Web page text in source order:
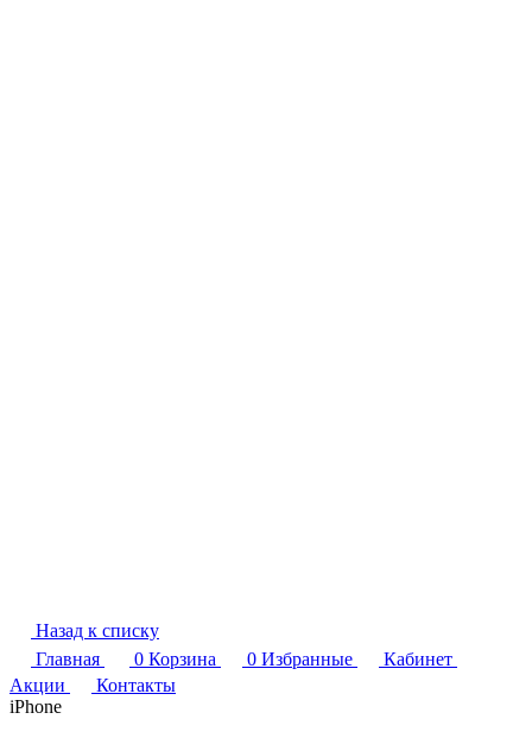
Назад к списку
Главная
0 Корзина 0 Избранные
Кабинет
Акции
Контакты
iPhone